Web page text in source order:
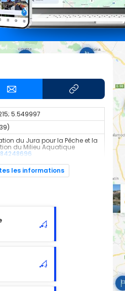
5.549997
du Jura pour la Pêche et la
du Milieu Aquatique
les informations